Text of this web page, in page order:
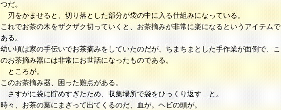
つだ。
刃をかませると、切り落とした部分が袋の中に入る仕組みになっている。
これでお茶の木をザクザク切っていくと、お茶摘みが非常に楽になるというアイテムで
ある。
幼い頃は家の手伝いでお茶摘みをしていたのだが、ちまちまとした手作業が面倒で、こ
のお茶摘み器には非常にお世話になったものである。
ところが。
このお茶摘み器、困った難点がある。
さすがに袋に貯めすぎたため、収集場所で袋をひっくり返す…と。
時々、お茶の葉にまざって出てくるのだ、血が。ヘビの頭が。